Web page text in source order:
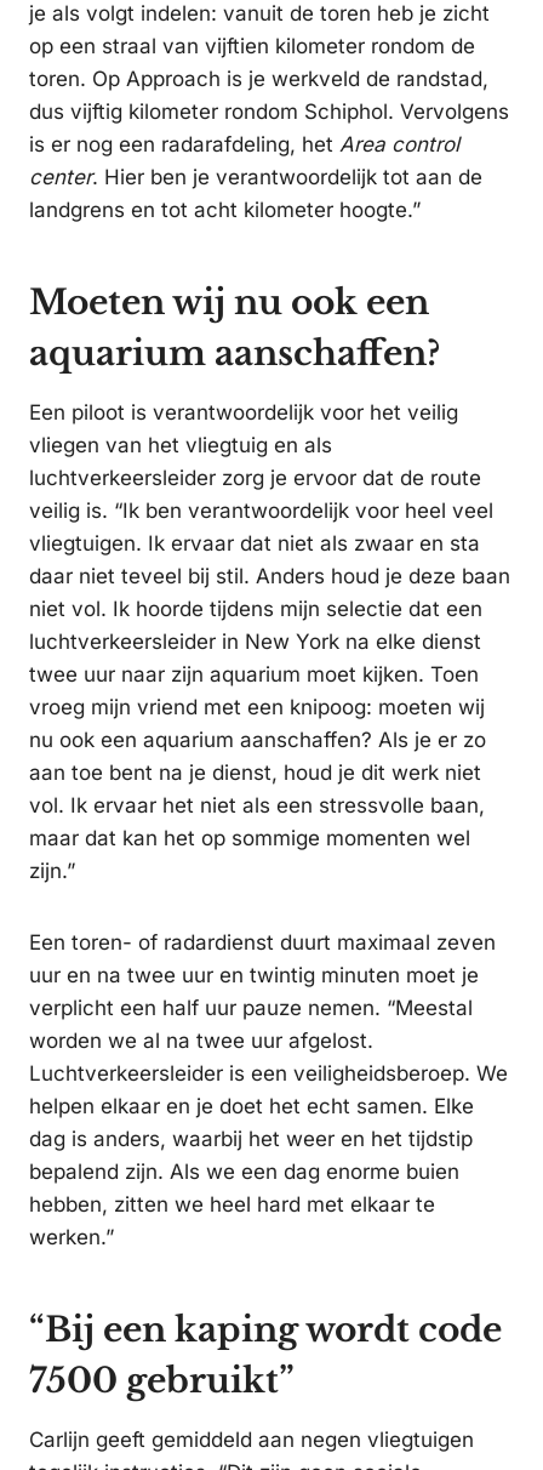
je als volgt indelen: vanuit de toren heb je zicht
op een straal van vijftien kilometer rondom de
toren. Op Approach is je werkveld de randstad,
dus vijftig kilometer rondom Schiphol. Vervolgens
is er nog een radarafdeling, het Area control
center. Hier ben je verantwoordelijk tot aan de
landgrens en tot acht kilometer hoogte.”
Moeten wij nu ook een
aquarium aanschaffen?
Een piloot is verantwoordelijk voor het veilig
vliegen van het vliegtuig en als
luchtverkeersleider zorg je ervoor dat de route
veilig is. “Ik ben verantwoordelijk voor heel veel
vliegtuigen. Ik ervaar dat niet als zwaar en sta
daar niet teveel bij stil. Anders houd je deze baan
niet vol. Ik hoorde tijdens mijn selectie dat een
luchtverkeersleider in New York na elke dienst
twee uur naar zijn aquarium moet kijken. Toen
vroeg mijn vriend met een knipoog: moeten wij
nu ook een aquarium aanschaffen? Als je er zo
aan toe bent na je dienst, houd je dit werk niet
vol. Ik ervaar het niet als een stressvolle baan,
maar dat kan het op sommige momenten wel
zijn.”
Een toren- of radardienst duurt maximaal zeven
uur en na twee uur en twintig minuten moet je
verplicht een half uur pauze nemen. “Meestal
worden we al na twee uur afgelost.
Luchtverkeersleider is een veiligheidsberoep. We
helpen elkaar en je doet het echt samen. Elke
dag is anders, waarbij het weer en het tijdstip
bepalend zijn. Als we een dag enorme buien
hebben, zitten we heel hard met elkaar te
werken.”
“Bij een kaping wordt code
7500 gebruikt”
Carlijn geeft gemiddeld aan negen vliegtuigen